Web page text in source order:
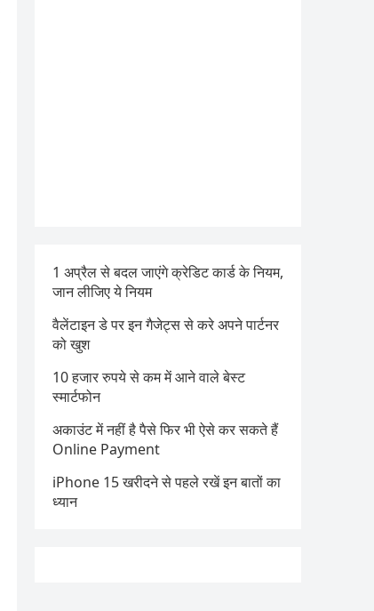
1 अप्रैल से बदल जाएंगे क्रेडिट कार्ड के नियम,
जान लीजिए ये नियम
वैलेंटाइन डे पर इन गैजेट्स से करे अपने पार्टनर
को खुश
10 हजार रुपये से कम में आने वाले बेस्ट
स्मार्टफोन
अकाउंट में नहीं है पैसे फिर भी ऐसे कर सकते हैं
Online Payment
iPhone 15 खरीदने से पहले रखें इन बातों का
ध्यान